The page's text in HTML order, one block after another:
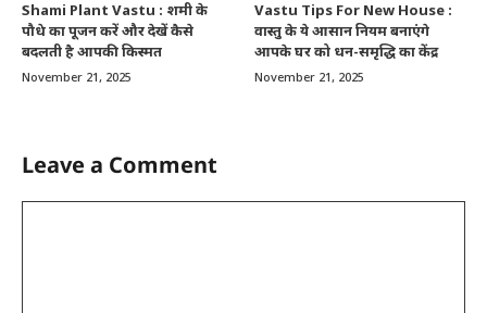
Shami Plant Vastu : शमी के
पौधे का पूजन करें और देखें कैसे
बदलती है आपकी किस्मत
November 21, 2025
Vastu Tips For New House :
वास्तु के ये आसान नियम बनाएंगे
आपके घर को धन-समृद्धि का केंद्र
November 21, 2025
Leave a Comment